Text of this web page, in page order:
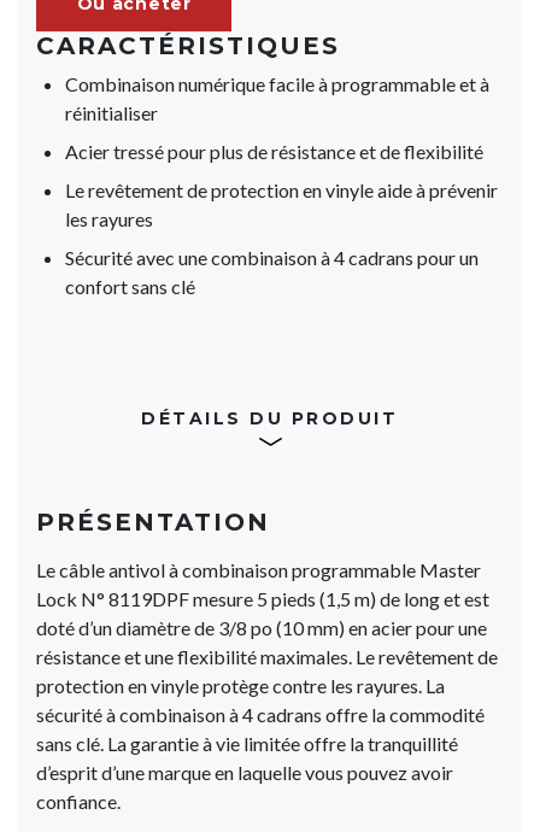
CARACTÉRISTIQUES
Combinaison numérique facile à programmable et à
réinitialiser
Acier tressé pour plus de résistance et de flexibilité
Le revêtement de protection en vinyle aide à prévenir
les rayures
Sécurité avec une combinaison à 4 cadrans pour un
confort sans clé
DÉTAILS DU PRODUIT
PRÉSENTATION
Le câble antivol à combinaison programmable Master
Lock N° 8119DPF mesure 5 pieds (1,5 m) de long et est
doté d’un diamètre de 3/8 po (10 mm) en acier pour une
résistance et une flexibilité maximales. Le revêtement de
protection en vinyle protège contre les rayures. La
sécurité à combinaison à 4 cadrans offre la commodité
sans clé. La garantie à vie limitée offre la tranquillité
d’esprit d’une marque en laquelle vous pouvez avoir
confiance.